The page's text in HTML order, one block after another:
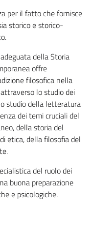
per il fatto che fornisce
storico e storico-
della Storia
offre
filosofica nella
lo studio dei
studio della letteratura
dei temi cruciali del
della storia del
etica, della filosofia del
del ruolo dei
buona preparazione
e psicologiche.